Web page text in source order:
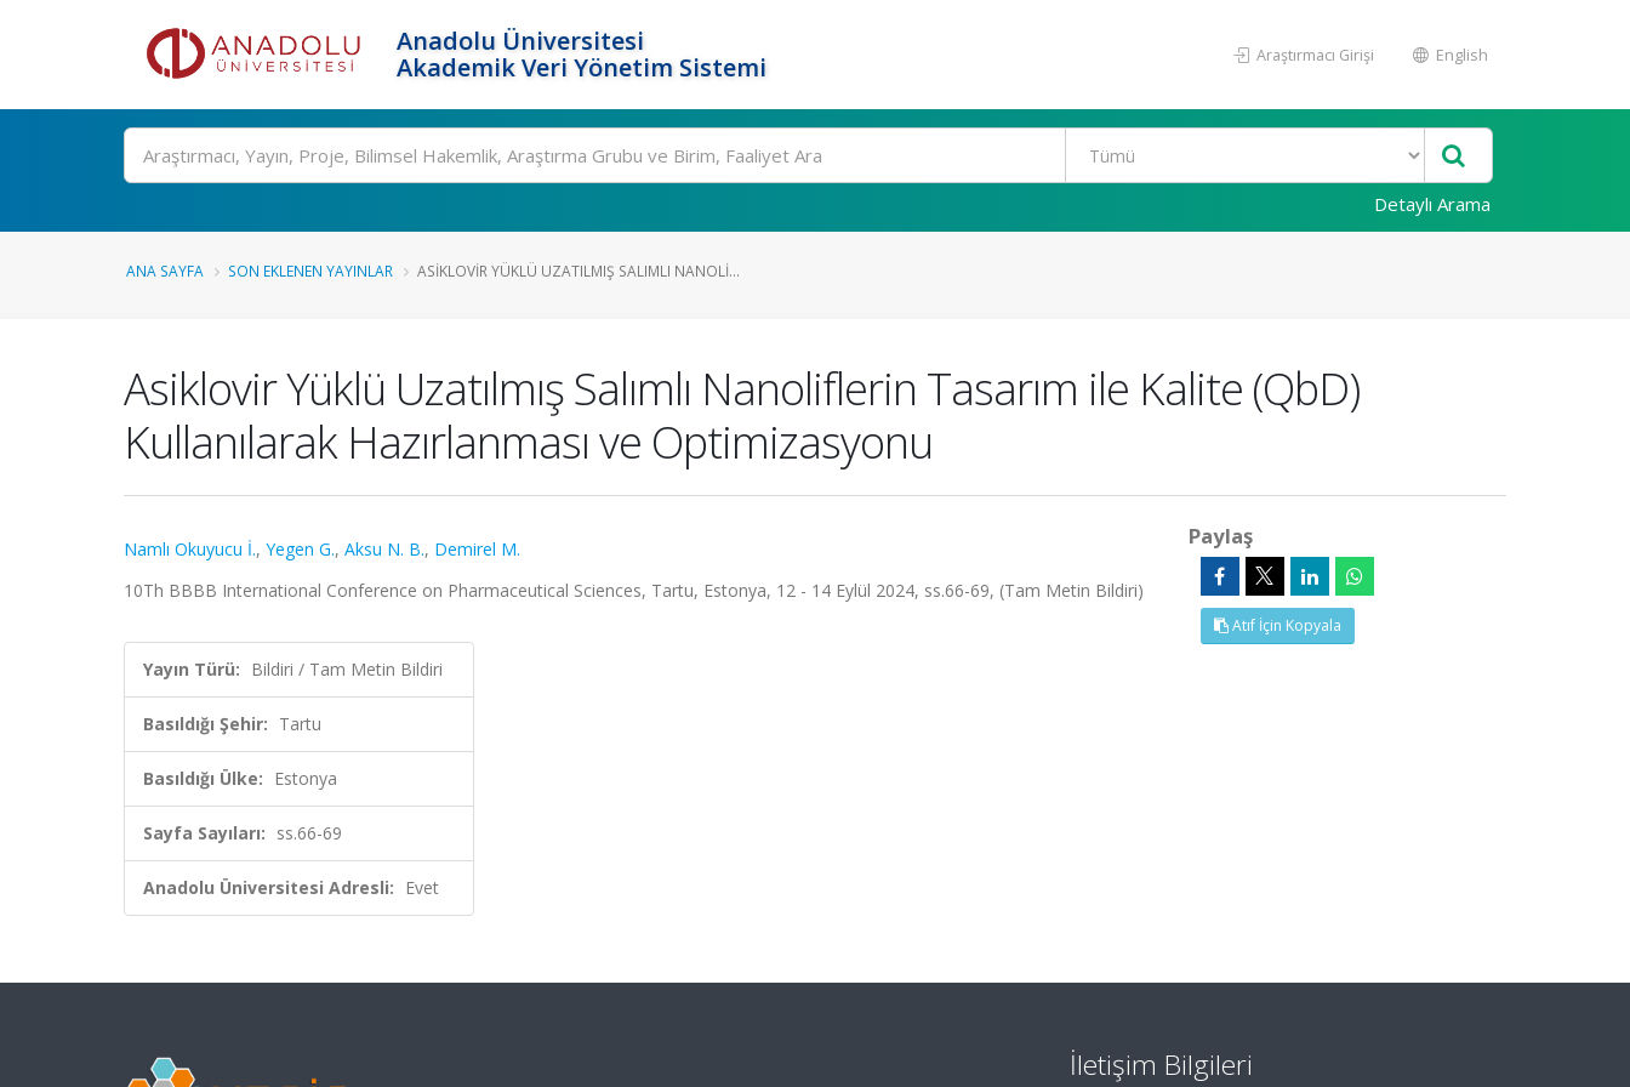
Anadolu Üniversitesi
Akademik Veri Yönetim Sistemi
Araştırmacı Girişi English
Ara
Detaylı Arama
ANA SAYFA SON EKLENEN YAYINLAR ASIKLOVIR YÜKLÜ UZATILMIŞ SALIMLI NANOLI...
Asiklovir Yüklü Uzatılmış Salımlı Nanoliflerin Tasarım ile Kalite (QbD)
Kullanılarak Hazırlanması ve Optimizasyonu
Namlı Okuyucu İ., Yegen G., Aksu N. B., Demirel M.
10Th BBBB International Conference on Pharmaceutical Sciences, Tartu, Estonya, 12 - 14 Eylül 2024, ss.66-69, (Tam Metin Bildiri)
Yayın Türü: Bildiri / Tam Metin Bildiri
Basıldığı Şehir: Tartu
Basıldığı Ülke: Estonya
Sayfa Sayıları: ss.66-69
Anadolu Üniversitesi Adresli: Evet
Paylaş
Atıf İçin Kopyala
İletişim Bilgileri